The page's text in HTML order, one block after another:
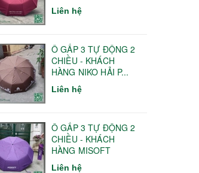
Liên hệ
Ô GẤP 3 TỰ ĐỘNG 2
CHIỀU - KHÁCH
HÀNG NIKO HẢI P...
Liên hệ
Ô GẤP 3 TỰ ĐỘNG 2
CHIỀU - KHÁCH
HÀNG MISOFT
Liên hệ